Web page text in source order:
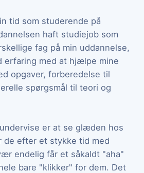
tid som studerende på
haft studiejob som
fag på min uddannelse,
erfaring med at hjælpe mine
opgaver, forberedelse til
spørgsmål til teori og
er at se glæden hos
de efter et stykke tid med
endelig får et såkaldt "aha"
bare "klikker" for dem. Det